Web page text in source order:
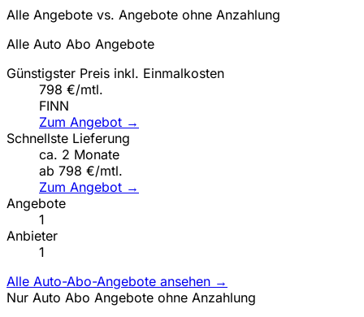
Alle Angebote vs. Angebote ohne Anzahlung
Alle Auto Abo Angebote
Günstigster Preis inkl. Einmalkosten
798 €/mtl.
FINN
Zum Angebot →
Schnellste Lieferung
ca. 2 Monate
ab 798 €/mtl.
Zum Angebot →
Angebote
1
Anbieter
1
Alle Auto-Abo-Angebote ansehen →
Nur Auto Abo Angebote ohne Anzahlung